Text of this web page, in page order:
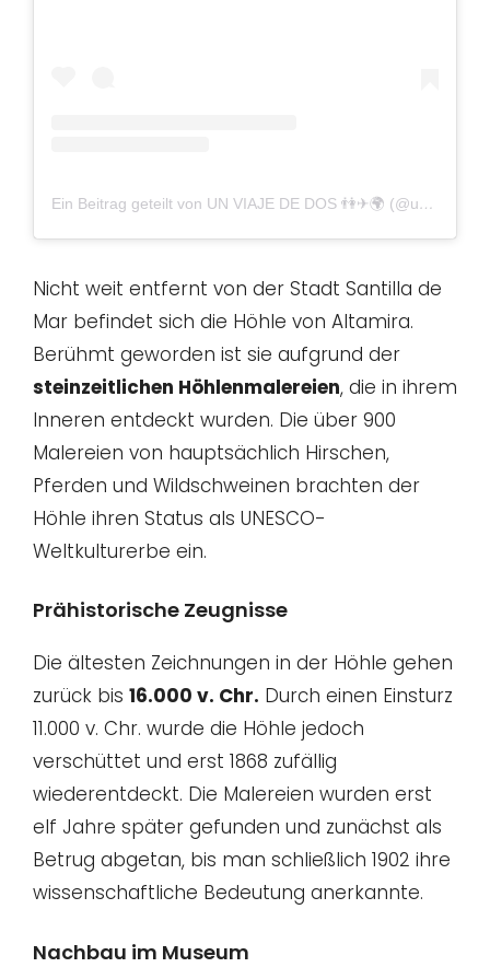
Ein Beitrag geteilt von UN VIAJE DE DOS 👫✈🌍 (@unviajededos)
Nicht weit entfernt von der Stadt Santilla de
Mar befindet sich die Höhle von Altamira.
Berühmt geworden ist sie aufgrund der
steinzeitlichen Höhlenmalereien, die in ihrem
Inneren entdeckt wurden. Die über 900
Malereien von hauptsächlich Hirschen,
Pferden und Wildschweinen brachten der
Höhle ihren Status als UNESCO-
Weltkulturerbe ein.
Prähistorische Zeugnisse
Die ältesten Zeichnungen in der Höhle gehen
zurück bis 16.000 v. Chr. Durch einen Einsturz
11.000 v. Chr. wurde die Höhle jedoch
verschüttet und erst 1868 zufällig
wiederentdeckt. Die Malereien wurden erst
elf Jahre später gefunden und zunächst als
Betrug abgetan, bis man schließlich 1902 ihre
wissenschaftliche Bedeutung anerkannte.
Nachbau im Museum